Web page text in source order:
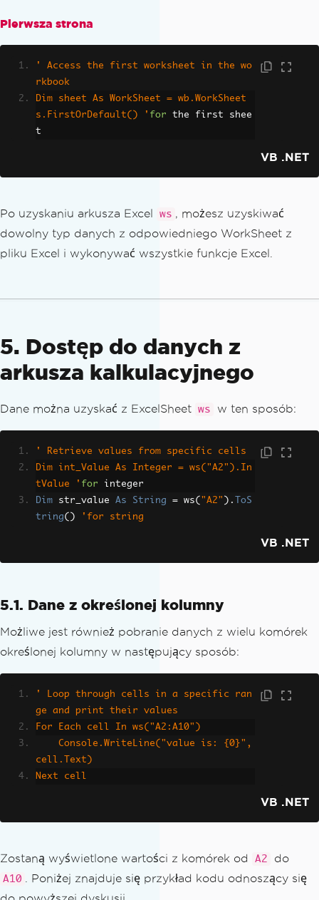
Pierwsza strona
' Access the first worksheet in the wo
rkbook
Dim sheet As WorkSheet = wb.WorkSheet
s.FirstOrDefault() ' for the first shee
t
VB .NET
Po uzyskaniu arkusza Excel ws , możesz uzyskiwać
dowolny typ danych z odpowiedniego WorkSheet z
pliku Excel i wykonywać wszystkie funkcje Excel.
5. Dostęp do danych z
arkusza kalkulacyjnego
Dane można uzyskać z ExcelSheet ws w ten sposób:
' Retrieve values from specific cells
Dim int_Value As Integer = ws("A2").In
tValue ' for integer
Dim str_value As String = ws( "A2" ).
ToS
tring() 'for string
VB .NET
5.1. Dane z określonej kolumny
Możliwe jest również pobranie danych z wielu komórek
określonej kolumny w następujący sposób:
' Loop through cells in a specific ran
ge and print their values
For Each cell In ws("A2:A10")
cell.Text)
Next cell
VB .NET
Zostaną wyświetlone wartości z komórek od A2 do
A10 . Poniżej znajduje się przykład kodu odnoszący się